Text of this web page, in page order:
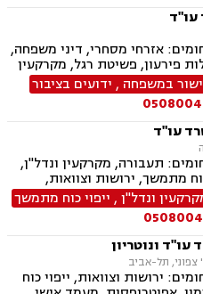
עו"ד
אזרחי מסחרי, דיני משפחה,
פירעון, פשיטת רגל, מקרקעין
מתמשך, צבא ומשרד הביטחון,
במשפחה , ידועים בציבור
עו"ד
תעבורה, מקרקעין ונדל"ן,
מתמשך, ירושות וצוואות,
במשפחה, מחיקת רישום פלילי
ונדל"ן, ייפוי כוח מתמשך
עו"ד ונוטריון
ירושות וצוואות, ייפוי כוח